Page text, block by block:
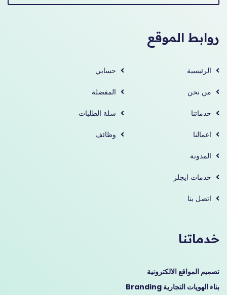
روابط الموقع
الرئيسية
من نحن
خدماتنا
اعمالنا
المدونة
خدمات ايجلز
اتصل بنا
حسابي
المفضلة
سلة الطلبات
وظائف
خدماتنا
تصميم المواقع الالكترونية
بناء الهويات التجارية Branding